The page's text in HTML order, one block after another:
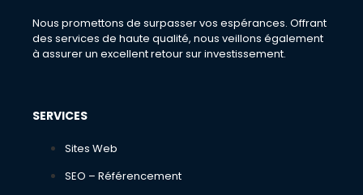
Nous promettons de surpasser vos espérances. Offrant
des services de haute qualité, nous veillons également
à assurer un excellent retour sur investissement.
SERVICES
Sites Web
SEO – Référencement